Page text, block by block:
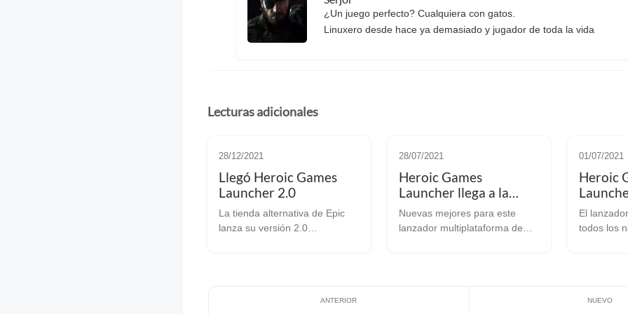
¿Un juego perfecto? Cualquiera con gatos.
Linuxero desde hace ya demasiado y jugador de toda la vida
Lecturas adicionales
28/12/2021
Llegó Heroic Games
Launcher 2.0
La tienda alternativa de Epic
lanza su versión 2.0
software libre publica hoy su
28/07/2021
Heroic Games
Launcher llega a la
versión 1.9
Nuevas mejores para este
lanzador multiplataforma de
01/07/2021
Heroic
prepara
El
todos los
sabéis es